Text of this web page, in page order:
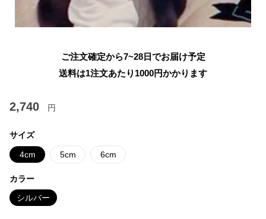
ご注文確定から7~28日でお届け予定
送料は1注文あたり 1000円かかります
2,740 円
サイズ
4cm 5cm 6cm
カラー
シルバー